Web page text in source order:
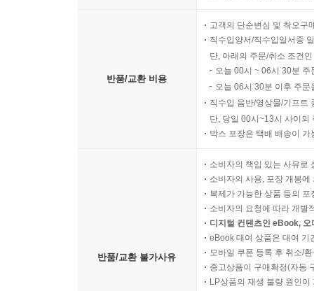
반품/교환 비용
고객의 단순변심 및 착오구
직수입양서/직수입일서중
단, 아래의 주문/취소 조건
오늘 00시 ~ 06시 30분
오늘 06시 30분 이후 주
직수입 음반/영상물/기프트
단, 당일 00시~13시 사이의
박스 포장은 택배 배송이
반품/교환 불가사유
소비자의 책임 있는 사유로
소비자의 사용, 포장 개봉
복제가 가능한 상품 등의
소비자의 요청에 따라 개별
디지털 컨텐츠인 eBook,
eBook 대여 상품은 대여 기
모바일 쿠폰 등록 후 취소/
중고상품이 구매확정(자동
LP상품의 재생 불량 원인